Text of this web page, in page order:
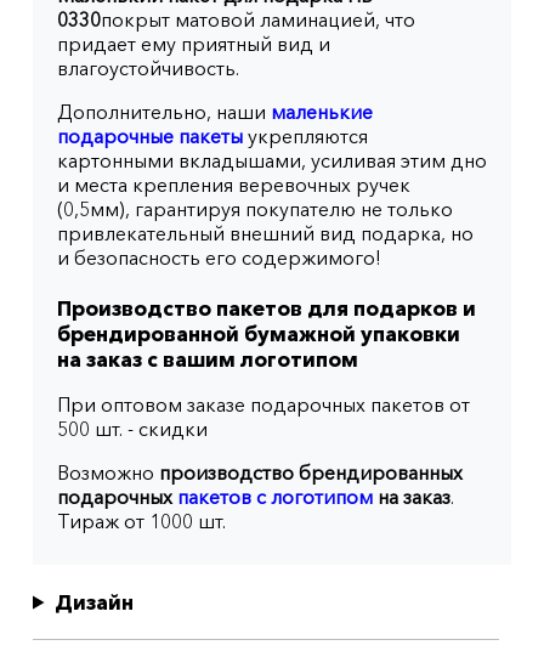
0330покрыт матовой ламинацией, что
придает ему приятный вид и
влагоустойчивость.
Дополнительно, наши маленькие
подарочные пакетыукрепляются
картонными вкладышами, усиливая этим дно
и места крепления веревочных ручек
(0,5мм), гарантируя покупателю не только
привлекательный внешний вид подарка, но
и безопасность его содержимого!
Производство пакетов для подарков и
брендированной бумажной упаковки
на заказ с вашим логотипом
При оптовом заказе подарочных пакетов от
500 шт. - скидки
Возможно производство брендированных
подарочных пакетов с логотипомна заказ.
Тираж от 1000 шт.
Дизайн